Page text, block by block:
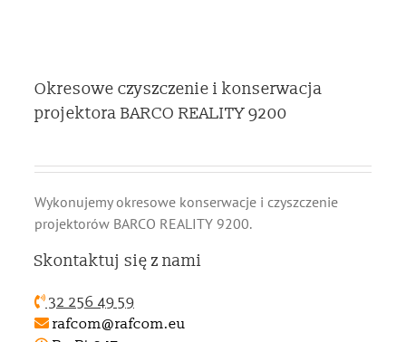
Okresowe czyszczenie i konserwacja
projektora BARCO REALITY 9200
Wykonujemy okresowe konserwacje i czyszczenie
projektorów BARCO REALITY 9200.
Skontaktuj się z nami
32 256 49 59
rafcom@rafcom.eu